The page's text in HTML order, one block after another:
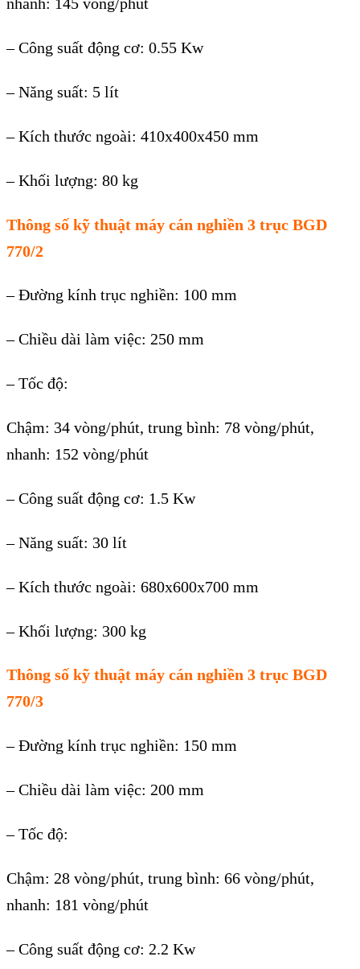
– Công suất động cơ: 0.55 Kw
– Năng suất: 5 lít
– Kích thước ngoài: 410x400x450 mm
– Khối lượng: 80 kg
Thông số kỹ thuật máy cán nghiền 3 trục BGD
770/2
– Đường kính trục nghiền: 100 mm
– Chiều dài làm việc: 250 mm
– Tốc độ:
Chậm: 34 vòng/phút, trung bình: 78 vòng/phút,
nhanh: 152 vòng/phút
– Công suất động cơ: 1.5 Kw
– Năng suất: 30 lít
– Kích thước ngoài: 680x600x700 mm
– Khối lượng: 300 kg
Thông số kỹ thuật máy cán nghiền 3 trục BGD
770/3
– Đường kính trục nghiền: 150 mm
– Chiều dài làm việc: 200 mm
– Tốc độ:
Chậm: 28 vòng/phút, trung bình: 66 vòng/phút,
nhanh: 181 vòng/phút
– Công suất động cơ: 2.2 Kw